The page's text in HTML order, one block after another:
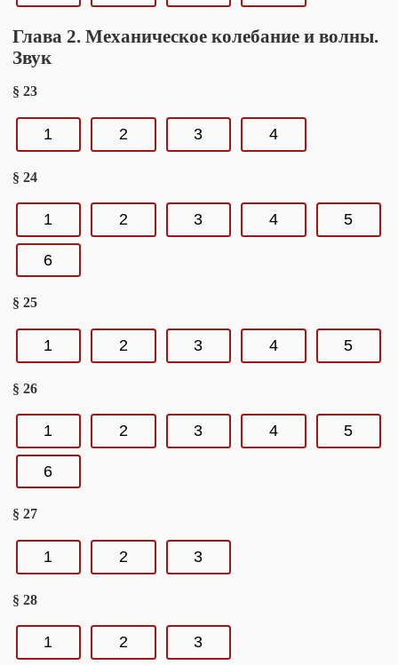
Глава 2. Механическое колебание и волны.
Звук
§ 23
1 2 3 4
§ 24
1 2 3 4 5
6
§ 25
1 2 3 4 5
§ 26
1 2 3 4 5
6
§ 27
1 2 3
§ 28
1 2 3